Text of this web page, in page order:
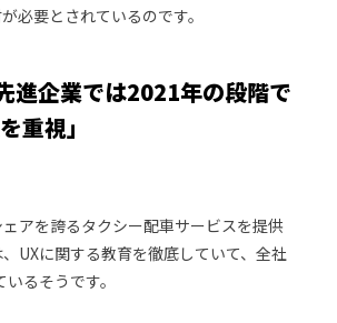
必要とされているのです。
進企業では2021年の段階で
重視」
アを誇るタクシー配車サービスを提供
UXに関する教育を徹底していて、全社
るそうです。